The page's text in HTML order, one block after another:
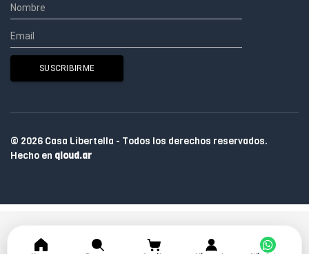
© 2026 Casa Libertella - Todos los derechos reservados.
Hecho en qloud.ar